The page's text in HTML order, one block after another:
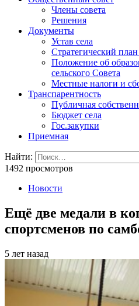
Члены совета
Решения
Документы
Устав села
Стратегический план
Положение об
сельского Совета
Местные налоги и
Транспарентность
Публичная
Бюджет села
Гос.закупки
Приемная
Найти:
1492 просмотров
Новости
Ещё две медали в
спортсменов по
5 лет назад